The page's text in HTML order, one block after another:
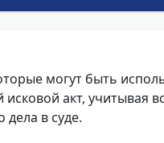
могут быть
акт,
в суде.